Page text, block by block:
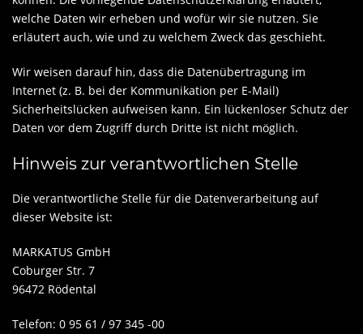
welche Daten wir erheben und wofür wir sie nutzen. Sie
erläutert auch, wie und zu welchem Zweck das geschieht.
Wir weisen darauf hin, dass die Datenübertragung im
Internet (z. B. bei der Kommunikation per E-Mail)
Sicherheitslücken aufweisen kann. Ein lückenloser Schutz der
Daten vor dem Zugriff durch Dritte ist nicht möglich.
Hinweis zur verantwortlichen Stelle
Die verantwortliche Stelle für die Datenverarbeitung auf
dieser Website ist:
MARKATUS GmbH
Coburger Str. 7
96472 Rödental
Telefon: 0 95 61 / 97 345 -00